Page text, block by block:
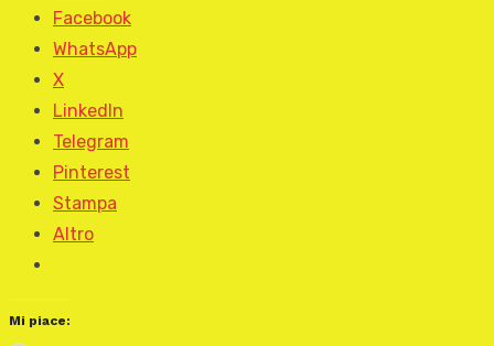
Facebook
WhatsApp
X
LinkedIn
Telegram
Pinterest
Stampa
Altro
Mi piace: